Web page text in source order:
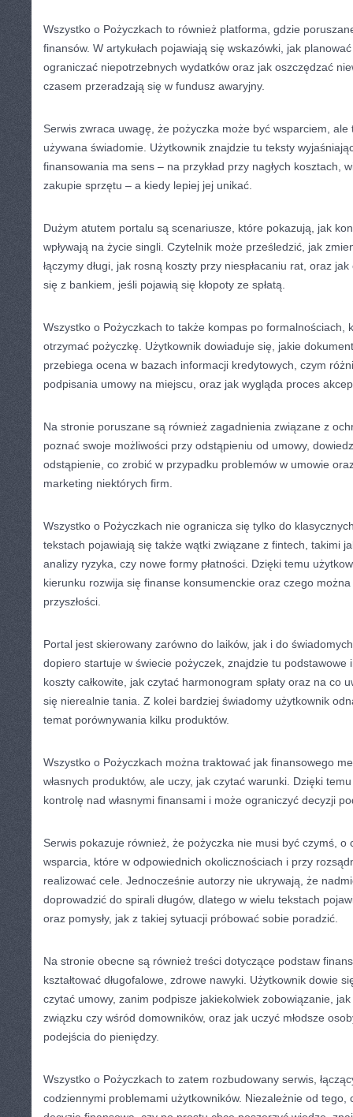
Wszystko o Pożyczkach to również platforma, gdzie
finansów. W artykułach pojawiają się wskazówki, jak
ograniczać niepotrzebnych wydatków oraz jak oszczędzać
czasem przeradzają się w fundusz awaryjny.
Serwis zwraca uwagę, że pożyczka może być wsparciem, ale
używana świadomie. Użytkownik znajdzie tu teksty
finansowania ma sens – na przykład przy nagłych kosztach,
zakupie sprzętu – a kiedy lepiej jej unikać.
Dużym atutem portalu są scenariusze, które pokazują, jak
wpływają na życie singli. Czytelnik może prześledzić, jak
łączymy długi, jak rosną koszty przy niespłacaniu rat, oraz
się z bankiem, jeśli pojawią się kłopoty ze spłatą.
Wszystko o Pożyczkach to także kompas po formalnościach,
otrzymać pożyczkę. Użytkownik dowiaduje się, jakie
przebiega ocena w bazach informacji kredytowych, czym
podpisania umowy na miejscu, oraz jak wygląda proces
Na stronie poruszane są również zagadnienia związane z
poznać swoje możliwości przy odstąpieniu od umowy,
odstąpienie, co zrobić w przypadku problemów w umowie
marketing niektórych firm.
Wszystko o Pożyczkach nie ogranicza się tylko do
tekstach pojawiają się także wątki związane z fintech, takimi
analizy ryzyka, czy nowe formy płatności. Dzięki temu
kierunku rozwija się finanse konsumenckie oraz czego
przyszłości.
Portal jest skierowany zarówno do laików, jak i do
dopiero startuje w świecie pożyczek, znajdzie tu podstawowe
koszty całkowite, jak czytać harmonogram spłaty oraz na co
się nierealnie tania. Z kolei bardziej świadomy użytkownik
temat porównywania kilku produktów.
Wszystko o Pożyczkach można traktować jak finansowego
własnych produktów, ale uczy, jak czytać warunki. Dzięki
kontrolę nad własnymi finansami i może ograniczyć decyzji
Serwis pokazuje również, że pożyczka nie musi być czymś, o
wsparcia, które w odpowiednich okolicznościach i przy
realizować cele. Jednocześnie autorzy nie ukrywają, że
doprowadzić do spirali długów, dlatego w wielu tekstach
oraz pomysły, jak z takiej sytuacji próbować sobie poradzić.
Na stronie obecne są również treści dotyczące podstaw
kształtować długofalowe, zdrowe nawyki. Użytkownik dowie
czytać umowy, zanim podpisze jakiekolwiek zobowiązanie,
związku czy wśród domowników, oraz jak uczyć młodsze
podejścia do pieniędzy.
Wszystko o Pożyczkach to zatem rozbudowany serwis,
codziennymi problemami użytkowników. Niezależnie od tego,